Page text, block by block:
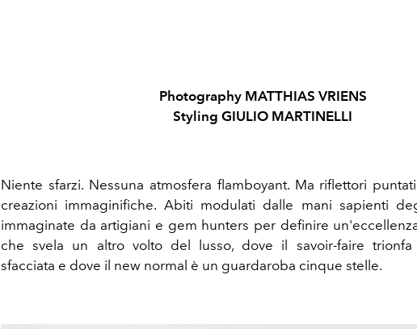
Photography MATTHIAS VRIENS
Styling GIULIO MARTINELLI
Niente sfarzi. Nessuna atmosfera flamboyant. Ma riflettori
creazioni immaginifiche. Abiti modulati dalle mani sapienti
immaginate da artigiani e gem hunters per definire
che svela un altro volto del lusso, dove il savoir-faire trionfa
sfacciata e dove il new normal è un guardaroba cinque stelle.